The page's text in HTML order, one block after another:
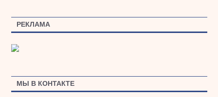
РЕКЛАМА
МЫ В КОНТАКТЕ